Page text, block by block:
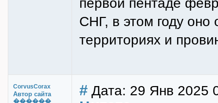
СНГ, в этом году оно
территориях и
CorvusCorax
Автор сайта
������
# Дата: 29 Янв 2025